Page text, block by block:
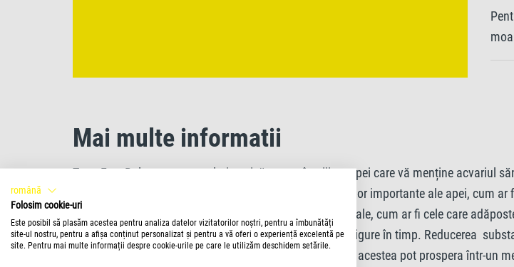
Mai multe informatii
Tetra EasyBalance este o soluție unică pentru îngrijirea apei care vă menține acvariul
sau un acvarist avansat: Prin stabilizarea fiabilă a valorilor importante ale apei, cum
îngrijirea acvariului dumneavoastră. Acvariile cu apă moale, cum ar fi cele care
de stabilizare a KH, deoarece asigură condiții stabile și sigure în timp. Reducerea
protejează și peștii și plantele de stres, asigurându-se că acestea pot prospera într-
română
Folosim cookie-uri
Este posibil să plasăm acestea pentru analiza datelor vizitatorilor noștri, pentru a îmbunătăți
site-ul nostru, pentru a afișa conținut personalizat și pentru a vă oferi o experiență excelentă pe
site. Pentru mai multe informații despre cookie-urile pe care le utilizăm deschidem setările.